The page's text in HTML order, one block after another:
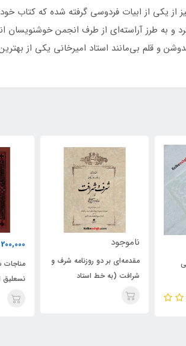
یکی‌ از ابیات‌ فردوسی‌ گرفته‌ شده‌ که‌ کتاب‌ خود
طرز آراسته‌ای‌ از طرف‌ انجمن‌ خوشنویسان‌
و قلم بی‌مانند استاد امیرخانی یکی از
شرف و
200,000
مناجات شعبانیه (به خط
نسعلیق استاد امیرخانی و خط
نسخ استاد بنی‌رضی)
همراه